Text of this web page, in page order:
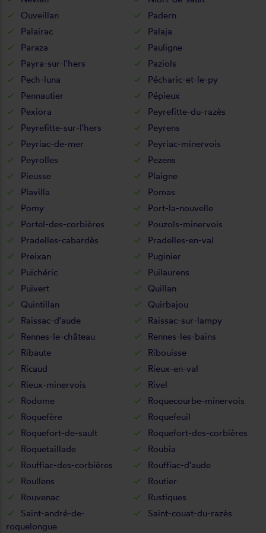
Ouveillan
Padern
Palairac
Palaja
Paraza
Pauligne
Payra-sur-l'hers
Paziols
Pech-luna
Pécharic-et-le-py
Pennautier
Pépieux
Pexiora
Peyrefitte-du-razès
Peyrefitte-sur-l'hers
Peyrens
Peyriac-de-mer
Peyriac-minervois
Peyrolles
Pezens
Pieusse
Plaigne
Plavilla
Pomas
Pomy
Port-la-nouvelle
Portel-des-corbières
Pouzols-minervois
Pradelles-cabardès
Pradelles-en-val
Preixan
Puginier
Puichéric
Puilaurens
Puivert
Quillan
Quintillan
Quirbajou
Raissac-d'aude
Raissac-sur-lampy
Rennes-le-château
Rennes-les-bains
Ribaute
Ribouisse
Ricaud
Rieux-en-val
Rieux-minervois
Rivel
Rodome
Roquecourbe-minervois
Roquefère
Roquefeuil
Roquefort-de-sault
Roquefort-des-corbières
Roquetaillade
Roubia
Rouffiac-des-corbières
Rouffiac-d'aude
Roullens
Routier
Rouvenac
Rustiques
Saint-andré-de-
roquelongue
Saint-couat-du-razès